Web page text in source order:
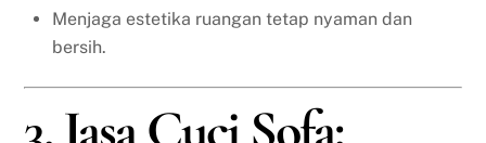
Menjaga estetika ruangan tetap nyaman dan
bersih.
3. Jasa Cuci Sofa: